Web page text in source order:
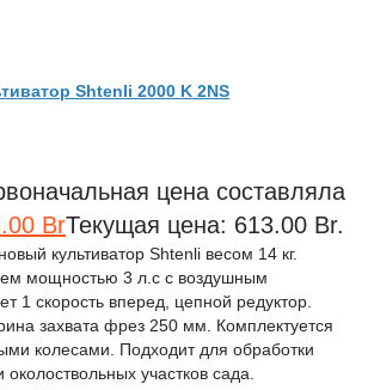
Shtenli 2000 K 2NS
цена составляла
BrТекущая цена: 613.00 Br.
культиватор Shtenli весом 14 кг.
мощностью 3 л.с с воздушным
1 скорость вперед, цепной редуктор.
захвата фрез 250 мм. Комплектуется
колесами. Подходит для обработки
участков сада.